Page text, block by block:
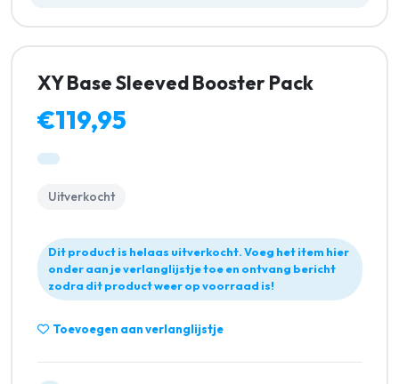
XY Base Sleeved Booster Pack
€119,95
Uitverkocht
Dit product is helaas uitverkocht. Voeg het item hier
onder aan je verlanglijstje toe en ontvang bericht
zodra dit product weer op voorraad is!
Toevoegen aan verlanglijstje